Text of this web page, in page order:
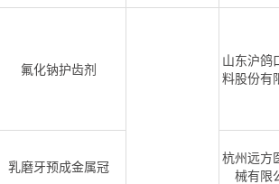
氟化钠护齿剂
山东沪鸽
料股份有
乳磨牙预成金属冠
杭州远方
械有限